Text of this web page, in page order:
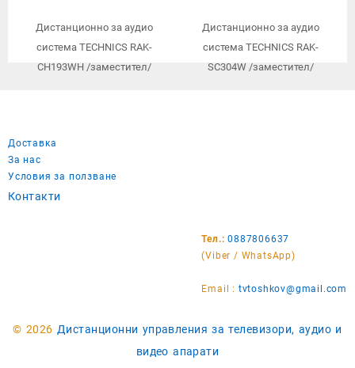
Дистанционно за аудио
система TECHNICS RAK-
CH193WH /заместител/
Дистанционно за аудио
система TECHNICS RAK-
SC304W /заместител/
Доставка
За нас
Условия за ползване
Контакти
Тел.: 0887806637
(Viber / WhatsApp)
Email : tvtoshkov@gmail.com
© 2026 Дистанционни управления за телевизори, аудио и
видео апарати